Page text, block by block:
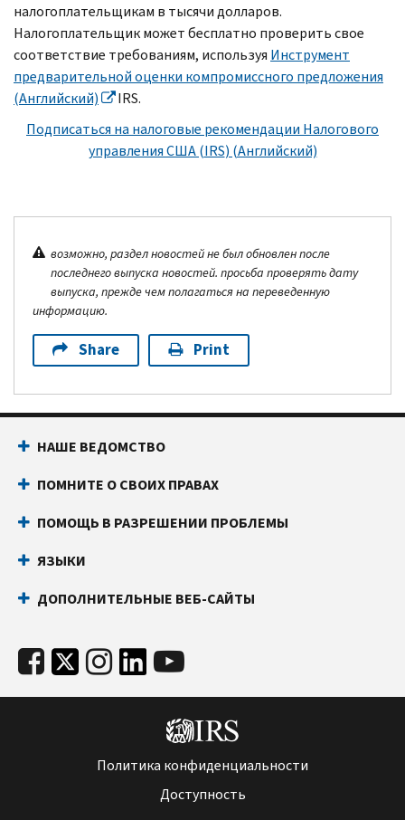
налогоплательщикам в тысячи долларов.
Налогоплательщик может бесплатно проверить свое
соответствие требованиям, используя Инструмент
предварительной оценки компромиссного предложения
(Английский)
IRS.
Подписаться на налоговые рекомендации Налогового
управления США (IRS) (Английский)
возможно, раздел новостей не был обновлен после
последнего выпуска новостей. просьба проверять дату
выпуска, прежде чем полагаться на переведенную
информацию.
Share Print
НАШЕ ВЕДОМСТВО
ПОМНИТЕ О СВОИХ ПРАВАХ
ПОМОЩЬ В РАЗРЕШЕНИИ ПРОБЛЕМЫ
ЯЗЫКИ
ДОПОЛНИТЕЛЬНЫЕ ВЕБ-САЙТЫ
Политика конфиденциальности
Доступность